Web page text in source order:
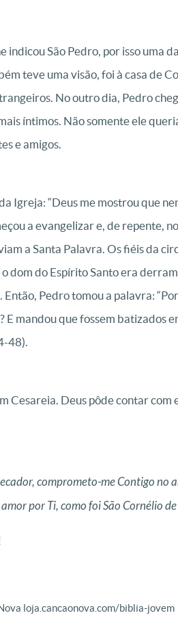
indicou São Pedro, por isso uma
teve uma visão, foi à casa de
No outro dia, Pedro
íntimos. Não somente ele
e amigos.
Igreja: “Deus me mostrou que
a evangelizar e, de repente,
a Santa Palavra. Os fiéis da
do Espírito Santo era
Pedro tomou a palavra:
E mandou que fossem batizados
48).
Cesareia. Deus pôde contar com
comprometo-me Contigo
por Ti, como foi São Cornélio de
loja.cancaonova.com/biblia-jovem